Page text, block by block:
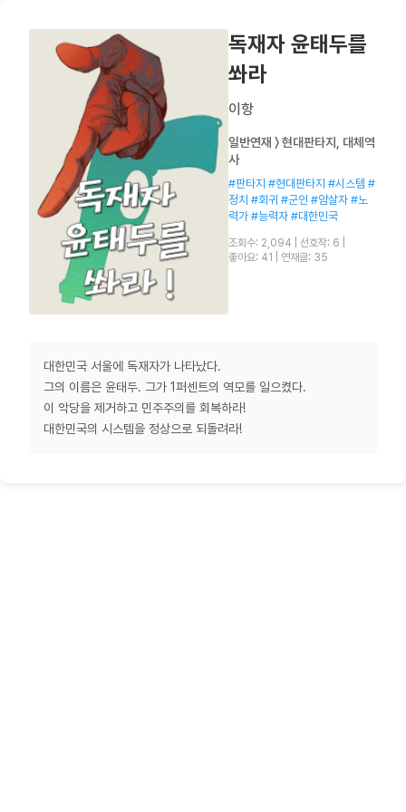
독재자 윤태두를
쏴라
이항
일반연재 〉 현대판타지, 대체역
사
#판타지 #현대판타지 #시스템 #
정치 #회귀 #군인 #암살자 #노
력가 #능력자 #대한민국
조회수: 2,094 선호작: 6
좋아요: 41
연재글: 35
대한민국 서울에 독재자가 나타났다.
그의 이름은 윤태두. 그가 1퍼센트의 역모를 일으켰다.
이 악당을 제거하고 민주주의를 회복하라!
대한민국의 시스템을 정상으로 되돌려라!